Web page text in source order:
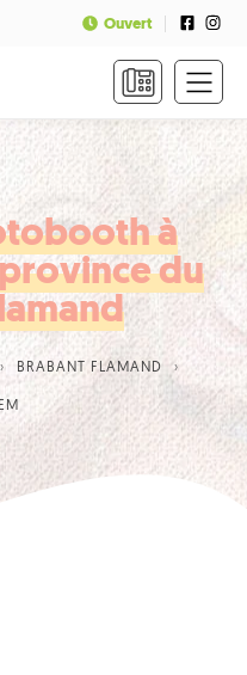
Ouvert
à
du
BRABANT FLAMAND